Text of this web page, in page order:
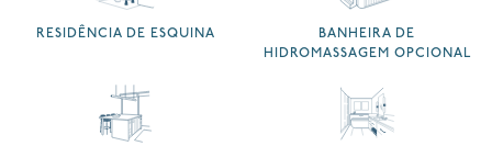
RESIDÊNCIA DE ESQUINA
BANHEIRA DE
HIDROMASSAGEM OPCIONAL